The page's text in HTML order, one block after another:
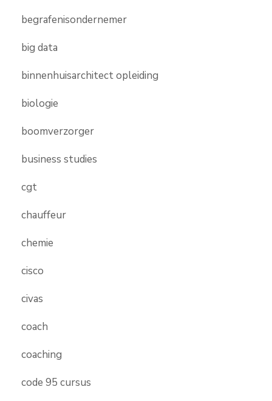
begrafenisondernemer
big data
binnenhuisarchitect opleiding
biologie
boomverzorger
business studies
cgt
chauffeur
chemie
cisco
civas
coach
coaching
code 95 cursus